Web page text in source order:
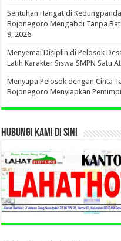
Sentuhan Hangat di
Bojonegoro Mengabdi Tanpa
9, 2026
Menyemai Disiplin di Pelosok
Latih Karakter Siswa SMPN Satu
Menyapa Pelosok dengan Cinta
Bojonegoro Menyiapkan
HUBUNGI KAMI DI SINI